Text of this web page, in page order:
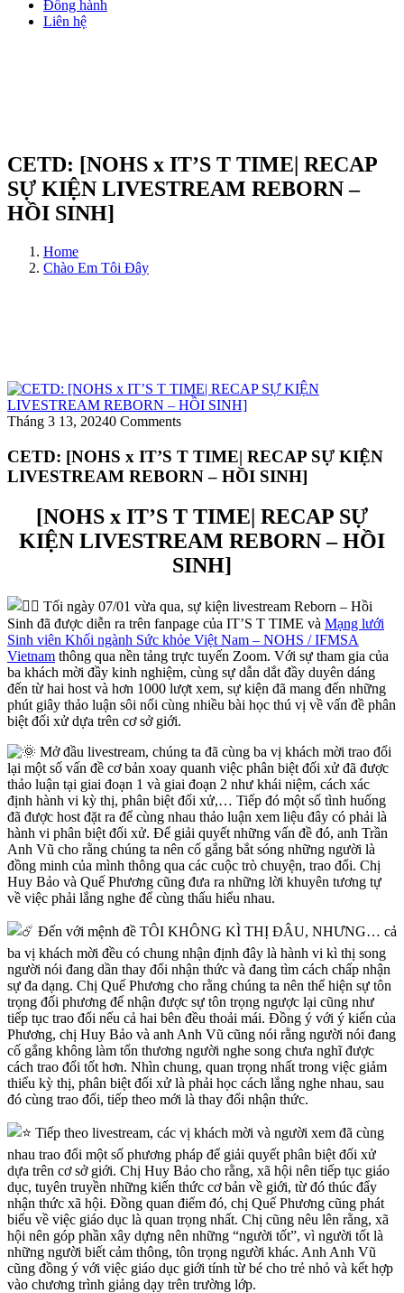
Đồng hành
Liên hệ
CETD: [NOHS x IT’S T TIME| RECAP
SỰ KIỆN LIVESTREAM REBORN –
HỒI SINH]
Home
Chào Em Tôi Đây
Tháng 3 13, 20240 Comments
CETD: [NOHS x IT’S T TIME| RECAP SỰ KIỆN
LIVESTREAM REBORN – HỒI SINH]
[NOHS x IT’S T TIME| RECAP SỰ
KIỆN LIVESTREAM REBORN – HỒI
SINH]
Tối ngày 07/01 vừa qua, sự kiện livestream Reborn – Hồi
Sinh đã được diễn ra trên fanpage của IT’S T TIME và Mạng lưới
Sinh viên Khối ngành Sức khỏe Việt Nam – NOHS / IFMSA
Vietnam thông qua nền tảng trực tuyến Zoom. Với sự tham gia của
ba khách mời đầy kinh nghiệm, cùng sự dẫn dắt đầy duyên dáng
đến từ hai host và hơn 1000 lượt xem, sự kiện đã mang đến những
phút giây thảo luận sôi nổi cùng nhiều bài học thú vị về vấn đề phân
biệt đối xử dựa trên cơ sở giới.
Mở đầu livestream, chúng ta đã cùng ba vị khách mời trao đổi
lại một số vấn đề cơ bản xoay quanh việc phân biệt đối xử đã được
thảo luận tại giai đoạn 1 và giai đoạn 2 như khái niệm, cách xác
định hành vi kỳ thị, phân biệt đối xử,… Tiếp đó một số tình huống
đã được host đặt ra để cùng nhau thảo luận xem liệu đây có phải là
hành vi phân biệt đối xử. Để giải quyết những vấn đề đó, anh Trần
Anh Vũ cho rằng chúng ta nên cố gắng bắt sóng những người là
đồng minh của mình thông qua các cuộc trò chuyện, trao đổi. Chị
Huy Bảo và Quế Phương cũng đưa ra những lời khuyên tương tự
về việc phải lắng nghe để cùng thấu hiểu nhau.
Đến với mệnh đề TÔI KHÔNG KÌ THỊ ĐÂU, NHƯNG… cả
ba vị khách mời đều có chung nhận định đây là hành vi kì thị song
người nói đang dần thay đổi nhận thức và đang tìm cách chấp nhận
sự đa dạng. Chị Quế Phương cho rằng chúng ta nên thể hiện sự tôn
trọng đối phương để nhận được sự tôn trọng ngược lại cũng như
tiếp tục trao đổi nếu cả hai bên đều thoải mái. Đồng ý với ý kiến của
Phương, chị Huy Bảo và anh Anh Vũ cũng nói rằng người nói đang
cố gắng không làm tổn thương người nghe song chưa nghĩ được
cách trao đổi tốt hơn. Nhìn chung, quan trọng nhất trong việc giảm
thiểu kỳ thị, phân biệt đối xử là phải học cách lắng nghe nhau, sau
đó cùng trao đổi, tiếp theo mới là thay đổi nhận thức.
Tiếp theo livestream, các vị khách mời và người xem đã cùng
nhau trao đổi một số phương pháp để giải quyết phân biệt đối xử
dựa trên cơ sở giới. Chị Huy Bảo cho rằng, xã hội nên tiếp tục giáo
dục, tuyên truyền những kiến thức cơ bản về giới, từ đó thúc đẩy
nhận thức xã hội. Đồng quan điểm đó, chị Quế Phương cũng phát
biểu về việc giáo dục là quan trọng nhất. Chị cũng nêu lên rằng, xã
hội nên góp phần xây dựng nên những “người tốt”, vì người tốt là
những người biết cảm thông, tôn trọng người khác. Anh Anh Vũ
cũng đồng ý với việc giáo dục giới tính từ bé cho trẻ nhỏ và kết hợp
vào chương trình giảng dạy trên trường lớp.